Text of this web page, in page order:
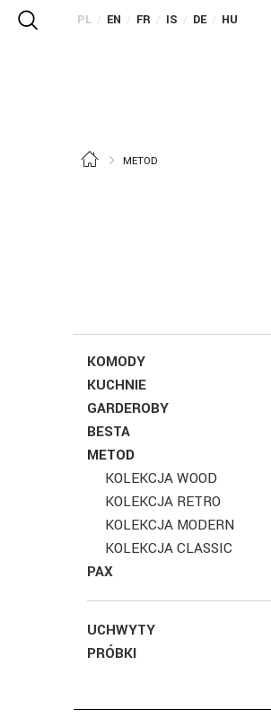
PL / EN / FR / IS / DE / HU
METOD
KOMODY
KUCHNIE
GARDEROBY
BESTA
METOD
KOLEKCJA WOOD
KOLEKCJA RETRO
KOLEKCJA MODERN
KOLEKCJA CLASSIC
PAX
UCHWYTY
PRÓBKI